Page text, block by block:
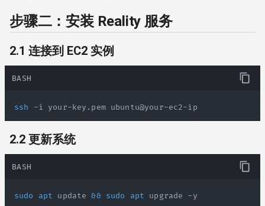
步骤二：安装 Reality 服务
2.1 连接到 EC2 实例
BASH
ssh -i your-key.pem ubuntu@your-ec2-ip
2.2 更新系统
BASH
sudo apt update && sudo apt upgrade -y